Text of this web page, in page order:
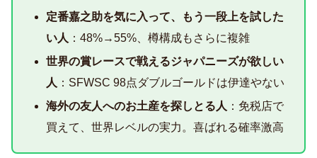
定番嘉之助を気に入って、もう一段上を試した
い人 ：48%→55%、樽構成もさらに複雑
世界の賞レースで戦えるジャパニーズが欲しい
人 ：SFWSC 98点ダブルゴールドは伊達やない
海外の友人へのお土産を探しとる人 ：免税店で
買えて、世界レベルの実力。喜ばれる確率激高